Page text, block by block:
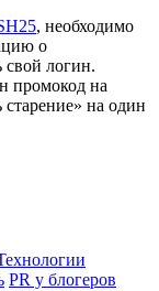
, необходимо
о
свой логин.
промокод на
на один
PR у блогеров